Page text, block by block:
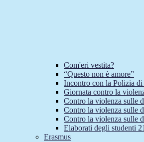
Com'eri vestita?
“Questo non è amore”
Incontro con la Polizia di
Giornata contro la
Contro la violenza sulle
Contro la violenza sulle
Contro la violenza sulle
Elaborati degli studenti
Erasmus